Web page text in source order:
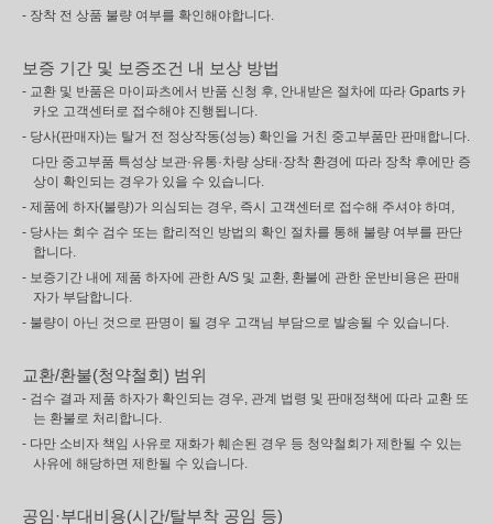
- 장착 전 상품 불량 여부를 확인해야합니다.
보증 기간 및 보증조건 내 보상 방법
- 교환 및 반품은 마이파츠에서 반품 신청 후, 안내받은 절차에 따라 Gparts 카
카오 고객센터로 접수해야 진행됩니다.
- 당사(판매자)는 탈거 전 정상작동(성능) 확인을 거친 중고부품만 판매합니다.
다만 중고부품 특성상 보관·유통·차량 상태·장착 환경에 따라 장착 후에만 증
상이 확인되는 경우가 있을 수 있습니다.
- 제품에 하자(불량)가 의심되는 경우, 즉시 고객센터로 접수해 주셔야 하며,
- 당사는 회수 검수 또는 합리적인 방법의 확인 절차를 통해 불량 여부를 판단
합니다.
- 보증기간 내에 제품 하자에 관한 A/S 및 교환, 환불에 관한 운반비용은 판매
자가 부담합니다.
- 불량이 아닌 것으로 판명이 될 경우 고객님 부담으로 발송될 수 있습니다.
교환/환불(청약철회) 범위
- 검수 결과 제품 하자가 확인되는 경우, 관계 법령 및 판매정책에 따라 교환 또
는 환불로 처리합니다.
- 다만 소비자 책임 사유로 재화가 훼손된 경우 등 청약철회가 제한될 수 있는
사유에 해당하면 제한될 수 있습니다.
공임·부대비용(시간/탈부착 공임 등)